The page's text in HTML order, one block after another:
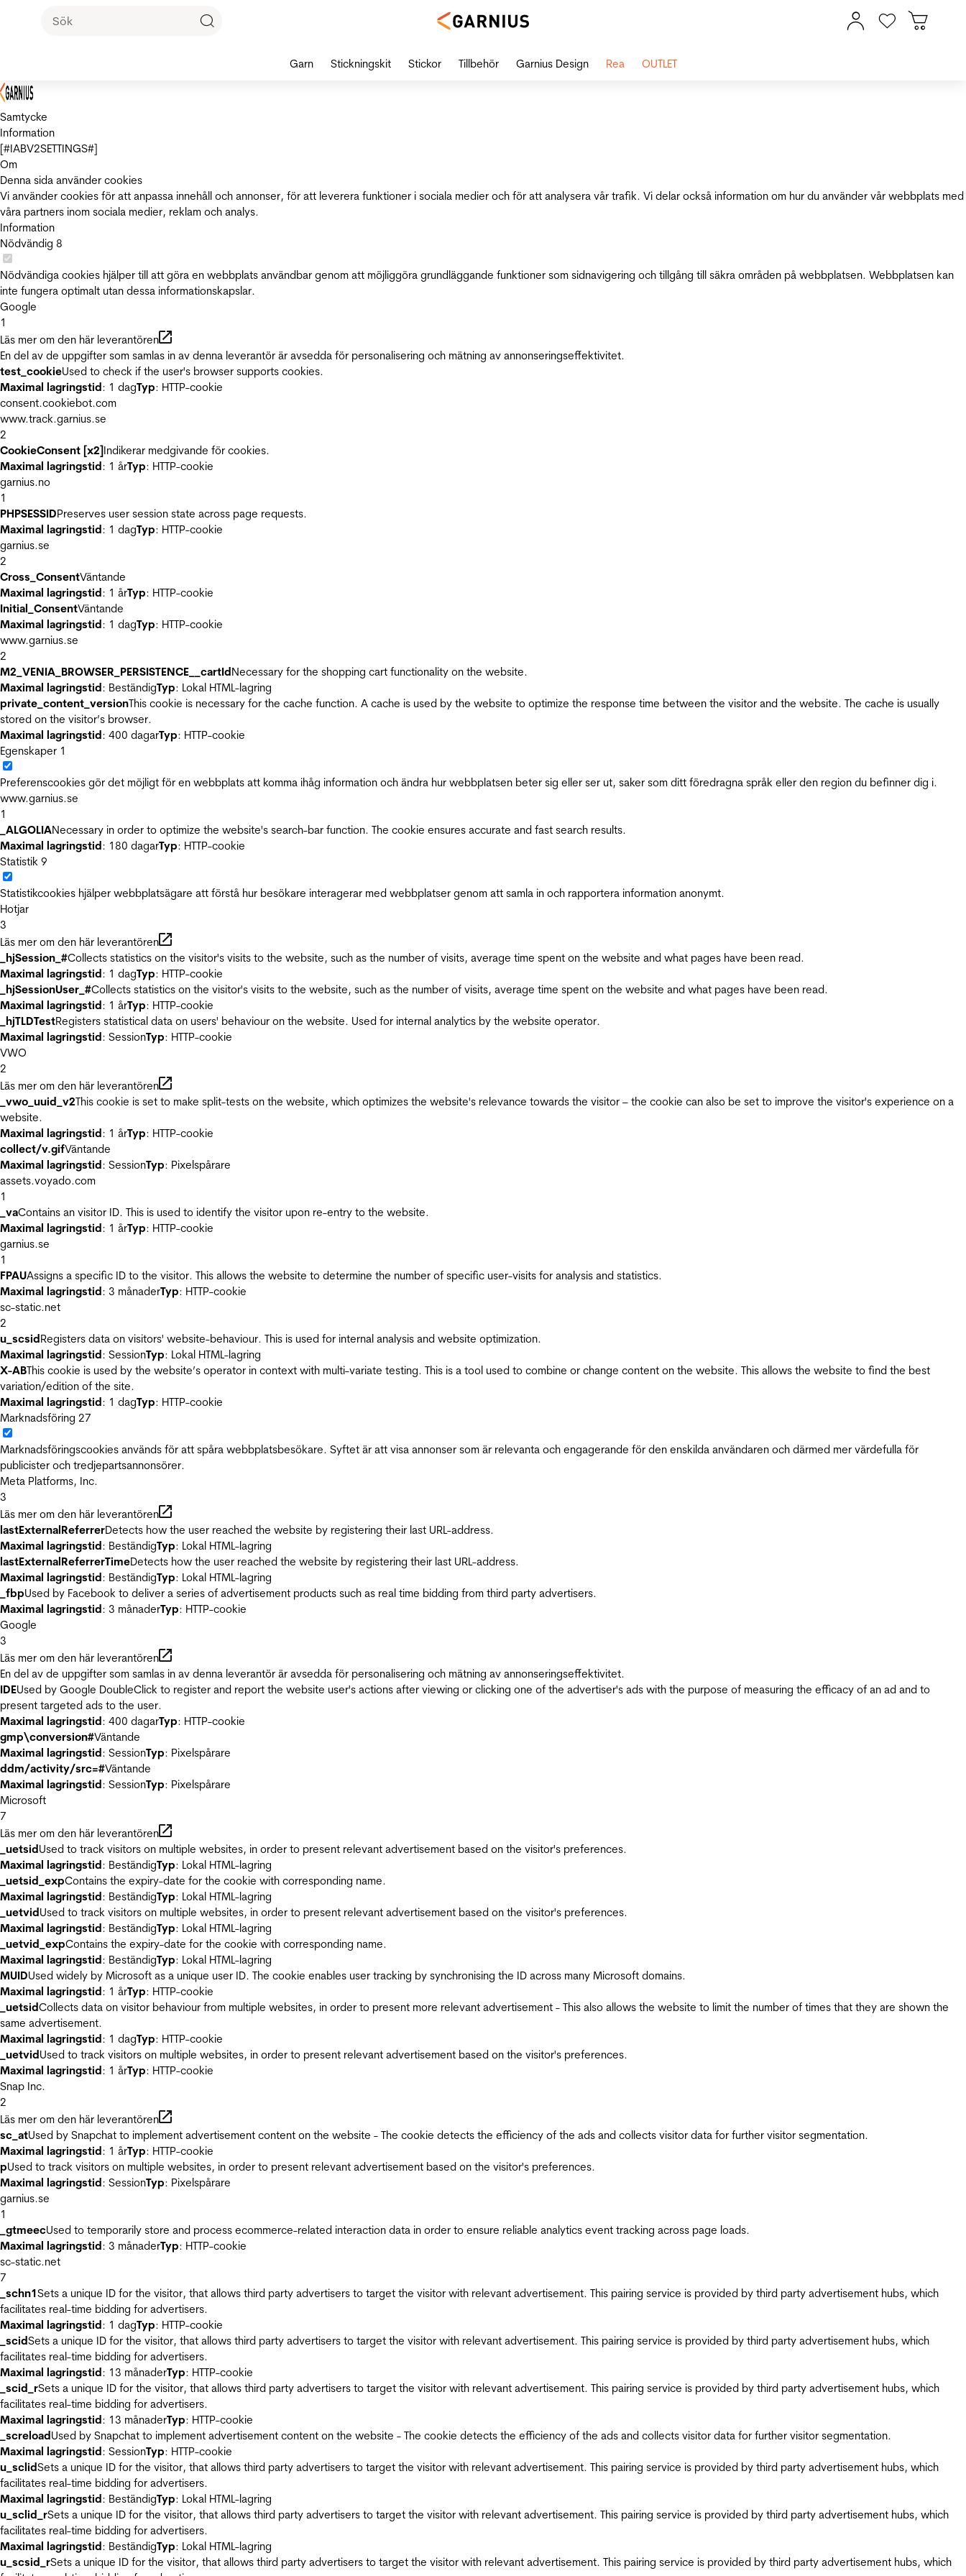
Samtycke
Information
[#IABV2SETTINGS#]
Om
Denna sida använder cookies
Vi använder cookies för att anpassa innehåll och annonser, för att leverera funktioner i sociala medier och för att analysera vår trafik. Vi delar också information om hur du använder vår webbplats med
våra partners inom sociala medier, reklam och analys.
Information
Nödvändig 8
Nödvändiga cookies hjälper till att göra en webbplats användbar genom att möjliggöra grundläggande funktioner som sidnavigering och tillgång till säkra områden på webbplatsen. Webbplatsen kan
inte fungera optimalt utan dessa informationskapslar.
Google
1
Läs mer om den här leverantören
En del av de uppgifter som samlas in av denna leverantör är avsedda för personalisering och mätning av annonseringseffektivitet.
test_cookieUsed to check if the user's browser supports cookies.
Maximal lagringstid: 1 dagTyp: HTTP-cookie
consent.cookiebot.com
www.track.garnius.se
2
CookieConsent [x2]Indikerar medgivande för cookies.
Maximal lagringstid: 1 årTyp: HTTP-cookie
garnius.no
1
PHPSESSIDPreserves user session state across page requests.
Maximal lagringstid: 1 dagTyp: HTTP-cookie
garnius.se
2
Cross_ConsentVäntande
Maximal lagringstid: 1 årTyp: HTTP-cookie
Initial_ConsentVäntande
Maximal lagringstid: 1 dagTyp: HTTP-cookie
www.garnius.se
2
M2_VENIA_BROWSER_PERSISTENCE__cartIdNecessary for the shopping cart functionality on the website.
Maximal lagringstid: BeständigTyp: Lokal HTML-lagring
private_content_versionThis cookie is necessary for the cache function. A cache is used by the website to optimize the response time between the visitor and the website. The cache is usually
stored on the visitor’s browser.
Maximal lagringstid: 400 dagarTyp: HTTP-cookie
Egenskaper 1
Preferenscookies gör det möjligt för en webbplats att komma ihåg information och ändra hur webbplatsen beter sig eller ser ut, saker som ditt föredragna språk eller den region du befinner dig i.
www.garnius.se
1
_ALGOLIANecessary in order to optimize the website's search-bar function. The cookie ensures accurate and fast search results.
Maximal lagringstid: 180 dagarTyp: HTTP-cookie
Statistik 9
Statistikcookies hjälper webbplatsägare att förstå hur besökare interagerar med webbplatser genom att samla in och rapportera information anonymt.
Hotjar
3
Läs mer om den här leverantören
_hjSession_#Collects statistics on the visitor's visits to the website, such as the number of visits, average time spent on the website and what pages have been read.
Maximal lagringstid: 1 dagTyp: HTTP-cookie
_hjSessionUser_#Collects statistics on the visitor's visits to the website, such as the number of visits, average time spent on the website and what pages have been read.
Maximal lagringstid: 1 årTyp: HTTP-cookie
_hjTLDTestRegisters statistical data on users' behaviour on the website. Used for internal analytics by the website operator.
Maximal lagringstid: SessionTyp: HTTP-cookie
VWO
2
Läs mer om den här leverantören
_vwo_uuid_v2This cookie is set to make split-tests on the website, which optimizes the website's relevance towards the visitor – the cookie can also be set to improve the visitor's experience on a
website.
Maximal lagringstid: 1 årTyp: HTTP-cookie
collect/v.gifVäntande
Maximal lagringstid: SessionTyp: Pixelspårare
assets.voyado.com
1
_vaContains an visitor ID. This is used to identify the visitor upon re-entry to the website.
Maximal lagringstid: 1 årTyp: HTTP-cookie
garnius.se
1
FPAUAssigns a specific ID to the visitor. This allows the website to determine the number of specific user-visits for analysis and statistics.
Maximal lagringstid: 3 månaderTyp: HTTP-cookie
sc-static.net
2
u_scsidRegisters data on visitors' website-behaviour. This is used for internal analysis and website optimization.
Maximal lagringstid: SessionTyp: Lokal HTML-lagring
X-ABThis cookie is used by the website’s operator in context with multi-variate testing. This is a tool used to combine or change content on the website. This allows the website to find the best
variation/edition of the site.
Maximal lagringstid: 1 dagTyp: HTTP-cookie
Marknadsföring 27
Marknadsföringscookies används för att spåra webbplatsbesökare. Syftet är att visa annonser som är relevanta och engagerande för den enskilda användaren och därmed mer värdefulla för
publicister och tredjepartsannonsörer.
Meta Platforms, Inc.
3
Läs mer om den här leverantören
lastExternalReferrerDetects how the user reached the website by registering their last URL-address.
Maximal lagringstid: BeständigTyp: Lokal HTML-lagring
lastExternalReferrerTimeDetects how the user reached the website by registering their last URL-address.
Maximal lagringstid: BeständigTyp: Lokal HTML-lagring
_fbpUsed by Facebook to deliver a series of advertisement products such as real time bidding from third party advertisers.
Maximal lagringstid: 3 månaderTyp: HTTP-cookie
Google
3
Läs mer om den här leverantören
En del av de uppgifter som samlas in av denna leverantör är avsedda för personalisering och mätning av annonseringseffektivitet.
IDEUsed by Google DoubleClick to register and report the website user's actions after viewing or clicking one of the advertiser's ads with the purpose of measuring the efficacy of an ad and to
present targeted ads to the user.
Maximal lagringstid: 400 dagarTyp: HTTP-cookie
gmp\conversion#Väntande
Maximal lagringstid: SessionTyp: Pixelspårare
ddm/activity/src=#Väntande
Maximal lagringstid: SessionTyp: Pixelspårare
Microsoft
7
Läs mer om den här leverantören
_uetsidUsed to track visitors on multiple websites, in order to present relevant advertisement based on the visitor's preferences.
Maximal lagringstid: BeständigTyp: Lokal HTML-lagring
_uetsid_expContains the expiry-date for the cookie with corresponding name.
Maximal lagringstid: BeständigTyp: Lokal HTML-lagring
_uetvidUsed to track visitors on multiple websites, in order to present relevant advertisement based on the visitor's preferences.
Maximal lagringstid: BeständigTyp: Lokal HTML-lagring
_uetvid_expContains the expiry-date for the cookie with corresponding name.
Maximal lagringstid: BeständigTyp: Lokal HTML-lagring
MUIDUsed widely by Microsoft as a unique user ID. The cookie enables user tracking by synchronising the ID across many Microsoft domains.
Maximal lagringstid: 1 årTyp: HTTP-cookie
_uetsidCollects data on visitor behaviour from multiple websites, in order to present more relevant advertisement - This also allows the website to limit the number of times that they are shown the
same advertisement.
Maximal lagringstid: 1 dagTyp: HTTP-cookie
_uetvidUsed to track visitors on multiple websites, in order to present relevant advertisement based on the visitor's preferences.
Maximal lagringstid: 1 årTyp: HTTP-cookie
Snap Inc.
2
Läs mer om den här leverantören
sc_atUsed by Snapchat to implement advertisement content on the website - The cookie detects the efficiency of the ads and collects visitor data for further visitor segmentation.
Maximal lagringstid: 1 årTyp: HTTP-cookie
pUsed to track visitors on multiple websites, in order to present relevant advertisement based on the visitor's preferences.
Maximal lagringstid: SessionTyp: Pixelspårare
garnius.se
1
_gtmeecUsed to temporarily store and process ecommerce-related interaction data in order to ensure reliable analytics event tracking across page loads.
Maximal lagringstid: 3 månaderTyp: HTTP-cookie
sc-static.net
7
_schn1Sets a unique ID for the visitor, that allows third party advertisers to target the visitor with relevant advertisement. This pairing service is provided by third party advertisement hubs, which
facilitates real-time bidding for advertisers.
Maximal lagringstid: 1 dagTyp: HTTP-cookie
_scidSets a unique ID for the visitor, that allows third party advertisers to target the visitor with relevant advertisement. This pairing service is provided by third party advertisement hubs, which
facilitates real-time bidding for advertisers.
Maximal lagringstid: 13 månaderTyp: HTTP-cookie
_scid_rSets a unique ID for the visitor, that allows third party advertisers to target the visitor with relevant advertisement. This pairing service is provided by third party advertisement hubs, which
facilitates real-time bidding for advertisers.
Maximal lagringstid: 13 månaderTyp: HTTP-cookie
_screloadUsed by Snapchat to implement advertisement content on the website - The cookie detects the efficiency of the ads and collects visitor data for further visitor segmentation.
Maximal lagringstid: SessionTyp: HTTP-cookie
u_sclidSets a unique ID for the visitor, that allows third party advertisers to target the visitor with relevant advertisement. This pairing service is provided by third party advertisement hubs, which
facilitates real-time bidding for advertisers.
Maximal lagringstid: BeständigTyp: Lokal HTML-lagring
u_sclid_rSets a unique ID for the visitor, that allows third party advertisers to target the visitor with relevant advertisement. This pairing service is provided by third party advertisement hubs, which
facilitates real-time bidding for advertisers.
Maximal lagringstid: BeständigTyp: Lokal HTML-lagring
u_scsid_rSets a unique ID for the visitor, that allows third party advertisers to target the visitor with relevant advertisement. This pairing service is provided by third party advertisement hubs, which
Garn Stickningskit Stickor Tillbehör Garnius Design Rea OUTLET